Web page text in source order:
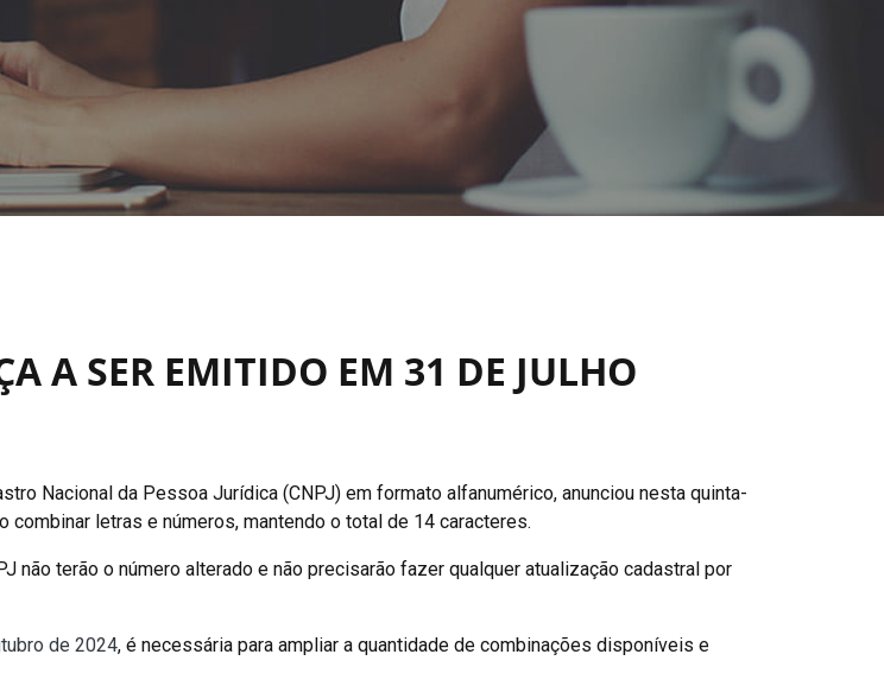
A SER EMITIDO EM 31 DE JULHO
Nacional da Pessoa Jurídica (CNPJ) em formato alfanumérico, anunciou nesta quinta-
letras e números, mantendo o total de 14 caracteres.
não terão o número alterado e não precisarão fazer qualquer atualização cadastral por
de 2024, é necessária para ampliar a quantidade de combinações disponíveis e